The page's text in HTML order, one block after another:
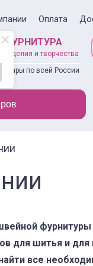
Оплата
ФУРНИТУРА
и творчества
по всей России
для шитья и
все